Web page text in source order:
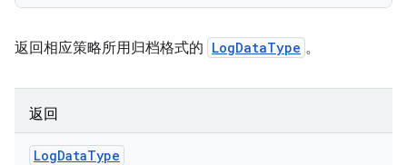
返回相应策略所用归档格式的 LogDataType 。
返回
LogDataType